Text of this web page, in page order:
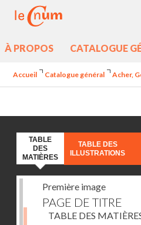
À PROPOS CATALOGUE
Accueil Catalogue général Acher,
TABLE
DES
MATIÈRES
TABLE DES
ILLUSTRATIONS
Première image
PAGE DE TITRE
TABLE DES